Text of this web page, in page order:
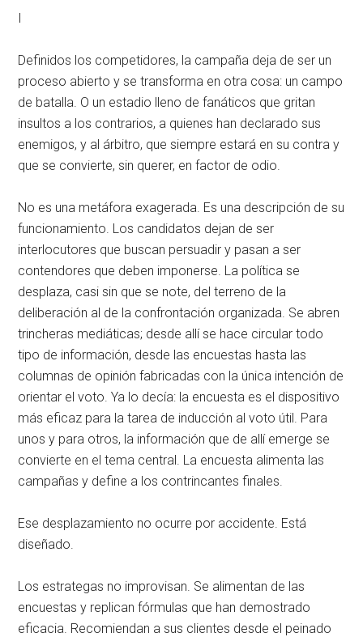
I
Definidos los competidores, la campaña deja de ser un
proceso abierto y se transforma en otra cosa: un campo
de batalla. O un estadio lleno de fanáticos que gritan
insultos a los contrarios, a quienes han declarado sus
enemigos, y al árbitro, que siempre estará en su contra y
que se convierte, sin querer, en factor de odio.
No es una metáfora exagerada. Es una descripción de su
funcionamiento. Los candidatos dejan de ser
interlocutores que buscan persuadir y pasan a ser
contendores que deben imponerse. La política se
desplaza, casi sin que se note, del terreno de la
deliberación al de la confrontación organizada. Se abren
trincheras mediáticas; desde allí se hace circular todo
tipo de información, desde las encuestas hasta las
columnas de opinión fabricadas con la única intención de
orientar el voto. Ya lo decía: la encuesta es el dispositivo
más eficaz para la tarea de inducción al voto útil. Para
unos y para otros, la información que de allí emerge se
convierte en el tema central. La encuesta alimenta las
campañas y define a los contrincantes finales.
Ese desplazamiento no ocurre por accidente. Está
diseñado.
Los estrategas no improvisan. Se alimentan de las
encuestas y replican fórmulas que han demostrado
eficacia. Recomiendan a sus clientes desde el peinado